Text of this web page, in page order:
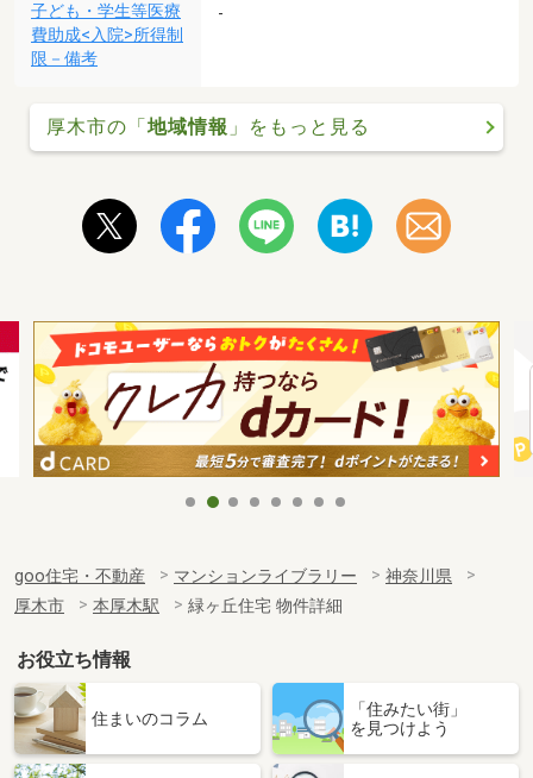
子ども・学生等医療
費助成<入院>所得制
限－備考
-
厚木市の「地域情報 」をもっと見る
goo住宅・不動産 マンションライブラリー
神奈川県
厚木市
本厚木駅 緑ヶ丘住宅 物件詳細
お役立ち情報
住まいのコラム
「住みたい街」
を見つけよう